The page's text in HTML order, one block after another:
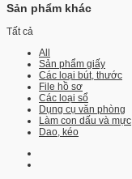
Sản phẩm khác
Tất cả
All
Sản phẩm giấy
Các loại bút, thước
File hồ sơ
Các loại sổ
Dụng cụ văn phòng
Làm con dấu và mực
Dao, kéo